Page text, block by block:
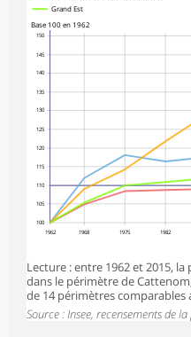
110
115
120
125
130
135
140
145
150
105
100
Base 100 en 1962
1962 1968 1975 1982
Grand Est
Lecture : entre 1962 et 2015,
dans le périmètre de
de 14 périmètres
Source : Insee, recensements de